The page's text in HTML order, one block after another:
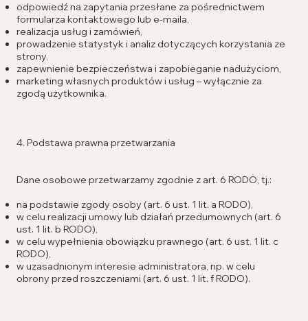
odpowiedź na zapytania przesłane za pośrednictwem
formularza kontaktowego lub e-maila,
realizacja usług i zamówień,
prowadzenie statystyk i analiz dotyczących korzystania ze
strony,
zapewnienie bezpieczeństwa i zapobieganie nadużyciom,
marketing własnych produktów i usług – wyłącznie za
zgodą użytkownika.
4. Podstawa prawna przetwarzania
Dane osobowe przetwarzamy zgodnie z art. 6 RODO, tj.:
na podstawie zgody osoby (art. 6 ust. 1 lit. a RODO),
w celu realizacji umowy lub działań przedumownych (art. 6
ust. 1 lit. b RODO),
w celu wypełnienia obowiązku prawnego (art. 6 ust. 1 lit. c
RODO),
w uzasadnionym interesie administratora, np. w celu
obrony przed roszczeniami (art. 6 ust. 1 lit. f RODO).